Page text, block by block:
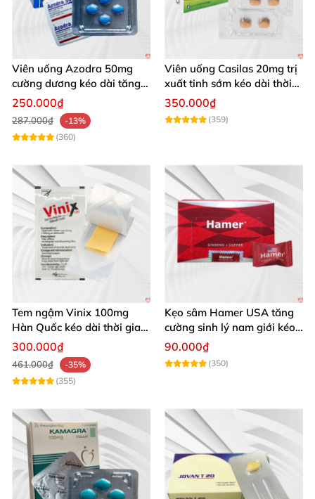
Viên uống Azodra 50mg
cường dương kéo dài tăng
sinh lý nam
250.000₫
287.000₫
-13%
(360)
Viên uống Casilas 20mg trị
xuất tinh sớm kéo dài thời
gian quan hệ
350.000₫
(359)
Tem ngậm Vinix 100mg
Hàn Quốc kéo dài thời gian
quan hệ nam giới
300.000₫
461.000₫
-35%
(355)
Kẹo sâm Hamer USA tăng
cường sinh lý nam giới kéo
dài
90.000₫
(350)